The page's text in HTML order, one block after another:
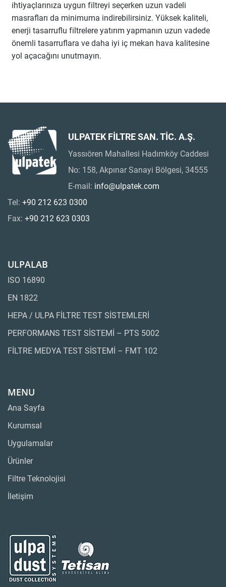
ihtiyaçlarınıza uygun filtreyi seçerken uzun vadeli
masrafları da minimuma indirebilirsiniz. Yüksek kaliteli,
enerji tasarruflu filtrelere yatırım yapmanın uzun vadede
önemli tasarruflara ve daha iyi iç mekan hava kalitesine
yol açacağını unutmayın.
ULPATEK FİLTRE SAN. TİC. A.Ş.
Yassıören Mahallesi Hadımköy Caddesi
No: 158, Akpınar Sanayi Bölgesi, 34555
E-mail: info@ulpatek.com
Tel: +90 212 623 0300
Fax: +90 212 623 0303
ULPALAB
ISO 16890
EN 1822
HEPA / ULPA FİLTRE TEST SİSTEMLERİ
PERFORMANS TEST SİSTEMİ – PTS 5002
FİLTRE MEDYA TEST SİSTEMİ – FMT 102
MENU
Ana Sayfa
Kurumsal
Uygulamalar
Ürünler
Filtre Teknolojisi
İletişim